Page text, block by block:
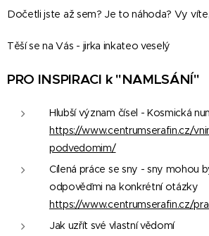
Dočetli jste až sem? Je to náhoda? Vy
Těší se na Vás - jirka inkateo veselý
PRO INSPIRACI k "NAMLSÁNÍ"
Hlubší význam čísel - Kosmická
https://www.centrumserafin.cz/
podvedomim/
Cílená práce se sny - sny mohou
odpověďmi na konkrétní otázky
https://www.centrumserafin.cz/
Jak uzřít své vlastní vědomí